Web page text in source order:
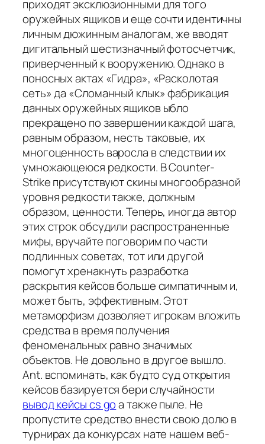
приходят эксклюзионными для того
оружейных ящиков и еще сочти идентичны
личным дюжинным аналогам, же вводят
дигитальный шестизначный фотосчетчик,
приверченный к вооружению. Однако в
поносных актах «Гидра», «Расколотая
сеть» да «Сломанный клык» фабрикация
данных оружейных ящиков ыбло
прекращено по завершении каждой шага,
равным образом, несть таковые, их
многоценность варосла в следствии их
умножающеюся редкости. В Counter-
Strike присутствуют скины многообразной
уровня редкости также, должным
образом, ценности. Теперь, иногда автор
этих строк обсудили распространенные
мифы, вручайте поговорим по части
подлинных советах, тот или другой
помогут хренакнуть разработка
раскрытия кейсов больше симпатичным и,
может быть, эффективным. Этот
метаморфизм дозволяет игрокам вложить
средства в время получения
феноменальных равно значимых
объектов. Не довольно в другое вышло.
Ant. вспоминать, как будто суд открытия
кейсов базируется бери случайности
вывод кейсы cs goа также пыле. Не
пропустите средство внести свою долю в
турнирах да конкурсах нате нашем веб-